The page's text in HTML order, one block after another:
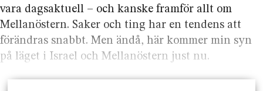
vara dags­aktuell – och kanske framför allt om
Mellan­östern. Saker och ting har en tendens att
förändras snabbt. Men ändå, här kommer min syn
på läget i Israel och Mellan­östern just nu.